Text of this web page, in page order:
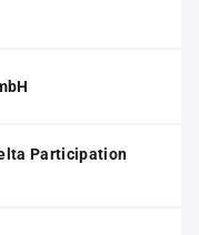
Participation